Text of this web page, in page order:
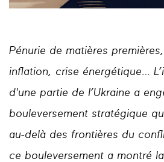
Pénurie de matières
inflation, crise énergétique…
d'une partie de l’Ukraine a
bouleversement stratégique
au-delà des frontières du
ce bouleversement a montré